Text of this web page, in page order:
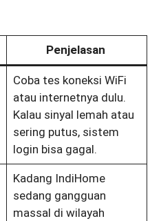
Penjelasan
Coba tes koneksi WiFi
atau internetnya dulu.
Kalau sinyal lemah atau
sering putus, sistem
login bisa gagal.
Kadang IndiHome
sedang gangguan
massal di wilayah